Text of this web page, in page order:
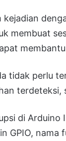
kejadian
membuat
tidak perlu
di Arduino
GPIO,